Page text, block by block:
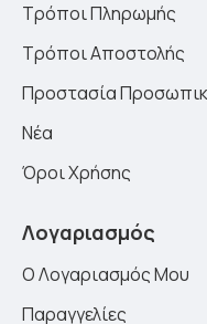
Τρόποι Πληρωμής
Τρόποι Αποστολής
Προστασία
Νέα
Όροι Χρήσης
Λογαριασμός
Ο Λογαριασμός Μου
Παραγγελίες